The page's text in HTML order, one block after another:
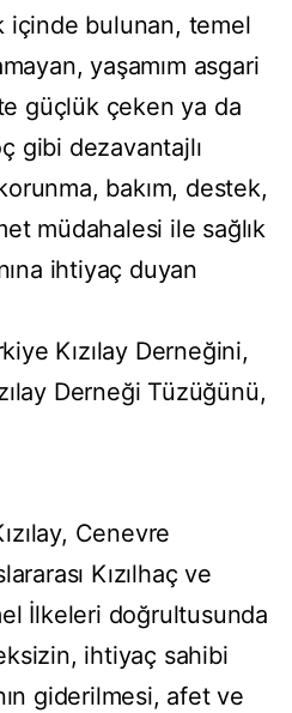
içinde bulunan, temel
yaşamım asgari
güçlük çeken ya da
gibi dezavantajlı
bakım, destek,
müdahalesi ile sağlık
ihtiyaç duyan
Kızılay Derneğini,
Derneği Tüzüğünü,
Cenevre
Kızılhaç ve
İlkeleri doğrultusunda
ihtiyaç sahibi
giderilmesi, afet ve